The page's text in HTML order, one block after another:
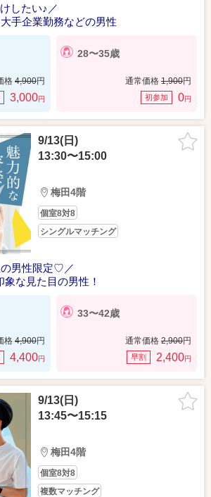
したい♪／
手企業勤務などの男性
格 4,900円
3,000円
28〜35歳
通常価格 1,900円
初参加 0円
9/13(日)
13:30〜15:00
梅田4階
個室8対8
シングルマッチング
の男性限定♡／
な見た目の男性！
格 4,900円
4,400円
33〜42歳
通常価格 2,900円
早割 2,400円
9/13(日)
13:45〜15:15
梅田4階
個室8対8
複数マッチング